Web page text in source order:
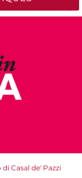
Casal de' Pazzi